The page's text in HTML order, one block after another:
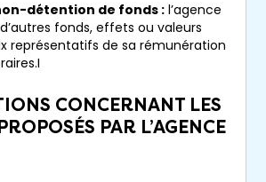
détention de fonds : l’agence
fonds, effets ou valeurs
représentatifs de sa rémunération
CONCERNANT LES
PAR L’AGENCE